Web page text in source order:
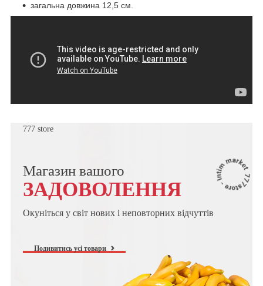
загальна довжина 12,5 см.
777 store
Магазин вашого
ЗАДОВОЛЕННЯ
Окуніться у світ нових і неповторних відчуттів
Подивитись усі товари